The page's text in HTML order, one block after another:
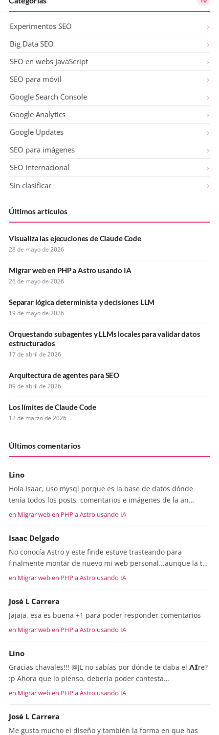
Experimentos SEO
Big Data SEO
SEO en webs JavaScript
SEO para móvil
Google Search Console
Google Analytics
Google Updates
SEO para imágenes
SEO Internacional
Sin clasificar
Últimos artículos
Visualiza las ejecuciones de Claude Code
28 de mayo de 2026
Migrar web en PHP a Astro usando IA
26 de mayo de 2026
Separar lógica determinista y decisiones LLM
19 de mayo de 2026
Orquestando subagentes y LLMs locales para validar datos
estructurados
17 de abril de 2026
Arquitectura de agentes para SEO
09 de abril de 2026
Los límites de Claude Code
12 de marzo de 2026
Últimos comentarios
Lino
Hola Isaac, uso mysql porque es la base de datos dónde
tenía todos los posts, comentarios e imágenes de la an…
en Migrar web en PHP a Astro usando IA
Isaac Delgado
No conocía Astro y este finde estuve trasteando para
finalmente montar de nuevo mi web personal...aunque la t…
en Migrar web en PHP a Astro usando IA
José L Carrera
Jajaja, esa es buena +1 para poder responder comentarios
en Migrar web en PHP a Astro usando IA
Lino
Gracias chavales!!! @JL no sabías por dónde te daba el 𝗔𝗜re?
:p Ahora que lo pienso, debería poder contesta…
en Migrar web en PHP a Astro usando IA
José L Carrera
Me gusta mucho el diseño y también la forma en que has